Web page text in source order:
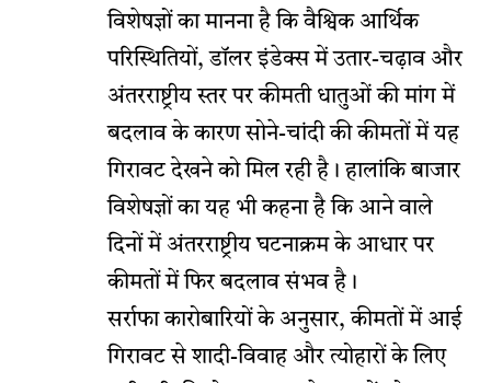
विशेषज्ञों का मानना है कि वैश्विक आर्थिक
परिस्थितियों, डॉलर इंडेक्स में उतार-चढ़ाव और
अंतरराष्ट्रीय स्तर पर कीमती धातुओं की मांग में
बदलाव के कारण सोने-चांदी की कीमतों में यह
गिरावट देखने को मिल रही है। हालांकि बाजार
विशेषज्ञों का यह भी कहना है कि आने वाले
दिनों में अंतरराष्ट्रीय घटनाक्रम के आधार पर
कीमतों में फिर बदलाव संभव है।
सर्राफा कारोबारियों के अनुसार, कीमतों में आई
गिरावट से शादी-विवाह और त्योहारों के लिए